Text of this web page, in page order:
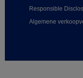
Responsible
Algemene